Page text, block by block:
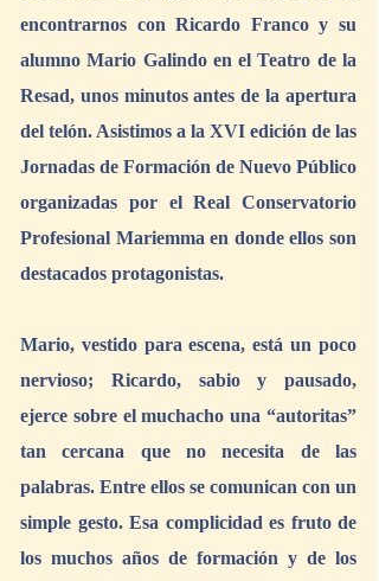
encontrarnos con Ricardo Franco y su
alumno Mario Galindo en el Teatro de la
Resad, unos minutos antes de la apertura
del telón. Asistimos a la XVI edición de las
Jornadas de Formación de Nuevo Público
organizadas por el Real Conservatorio
Profesional Mariemma en donde ellos son
destacados protagonistas.
Mario, vestido para escena, está un poco
nervioso; Ricardo, sabio y pausado,
ejerce sobre el muchacho una “autoritas”
tan cercana que no necesita de las
palabras. Entre ellos se comunican con un
simple gesto. Esa complicidad es fruto de
los muchos años de formación y de los